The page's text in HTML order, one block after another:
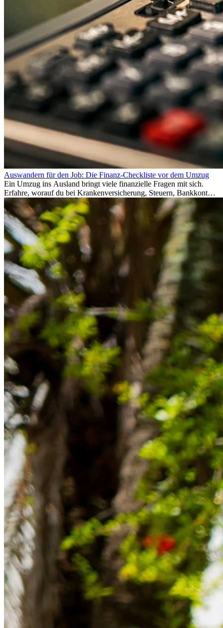
Auswandern für den Job: Die Finanz-Checkliste vor dem Umzug
Ein Umzug ins Ausland bringt viele finanzielle Fragen mit sich.
Erfahre, worauf du bei Krankenversicherung, Steuern, Bankkonto,
Rücklagen und Budgetplanung achten solltest, damit dein Neustart
im Ausland reibungslos gelingt.